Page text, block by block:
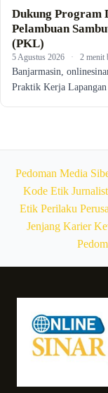
Dukung Program
Pelambuan
(PKL)
5 Agustus 2026 · 2 menit
Banjarmasin,
Praktik Kerja
Pedoman Media
Kode Etik
Etik Perilaku
Jenjang Karier